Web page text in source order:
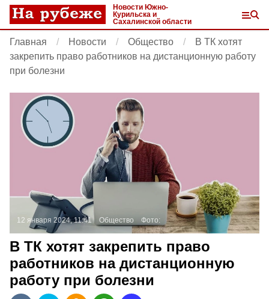
Новости Южно-
Курильска и
Сахалинской области
Главная Новости Общество
В ТК хотят
закрепить право работников на дистанционную работу
при болезни
12 января 2024, 11:41 Общество Фото:
В ТК хотят закрепить право
работников на дистанционную
работу при болезни